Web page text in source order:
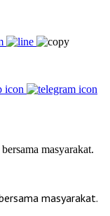
masyarakat.